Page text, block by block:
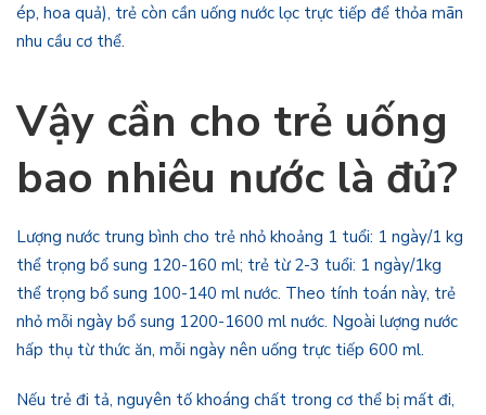
ép, hoa quả), trẻ còn cần uống nước lọc trực tiếp để thỏa mãn
nhu cầu cơ thể.
Vậy cần cho trẻ uống
bao nhiêu nước là đủ?
Lượng nước trung bình cho trẻ nhỏ khoảng 1 tuổi: 1 ngày/1 kg
thể trọng bổ sung 120-160 ml; trẻ từ 2-3 tuổi: 1 ngày/1kg
thể trọng bổ sung 100-140 ml nước. Theo tính toán này, trẻ
nhỏ mỗi ngày bổ sung 1200-1600 ml nước. Ngoài lượng nước
hấp thụ từ thức ăn, mỗi ngày nên uống trực tiếp 600 ml.
Nếu trẻ đi tả, nguyên tố khoáng chất trong cơ thể bị mất đi,